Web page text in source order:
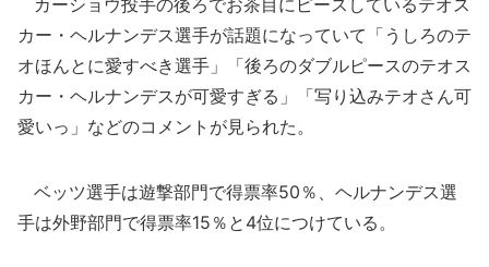
カーショウ投手の後ろでお茶目にピースしているテオス
カー・ヘルナンデス選手が話題になっていて「うしろのテ
オほんとに愛すべき選手」「後ろのダブルピースのテオス
カー・ヘルナンデスが可愛すぎる」「写り込みテオさん可
愛いっ」などのコメントが見られた。
ベッツ選手は遊撃部門で得票率50％、ヘルナンデス選
手は外野部門で得票率15％と4位につけている。